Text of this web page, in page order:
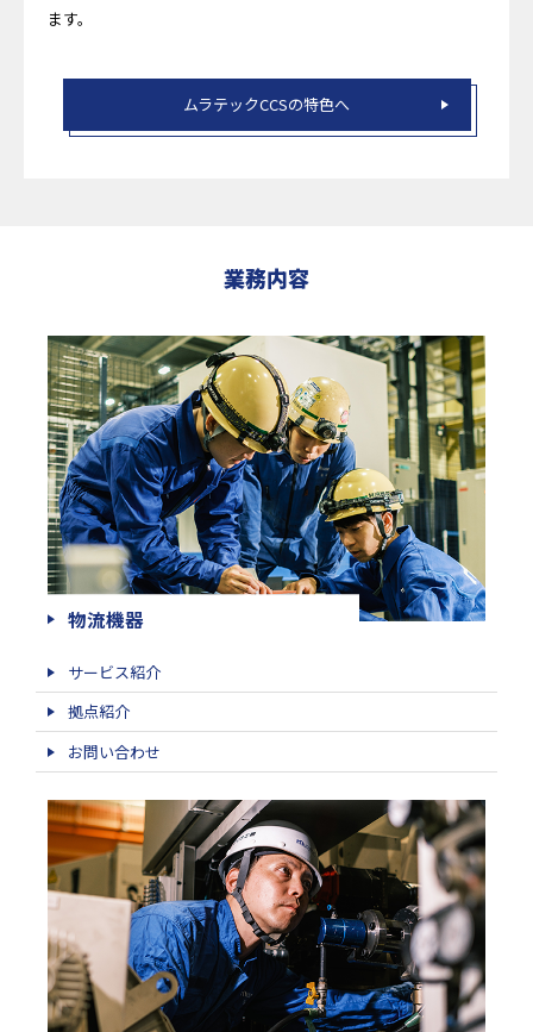
ます。
ムラテックCCSの特色へ
業務内容
物流機器
サービス紹介
拠点紹介
お問い合わせ